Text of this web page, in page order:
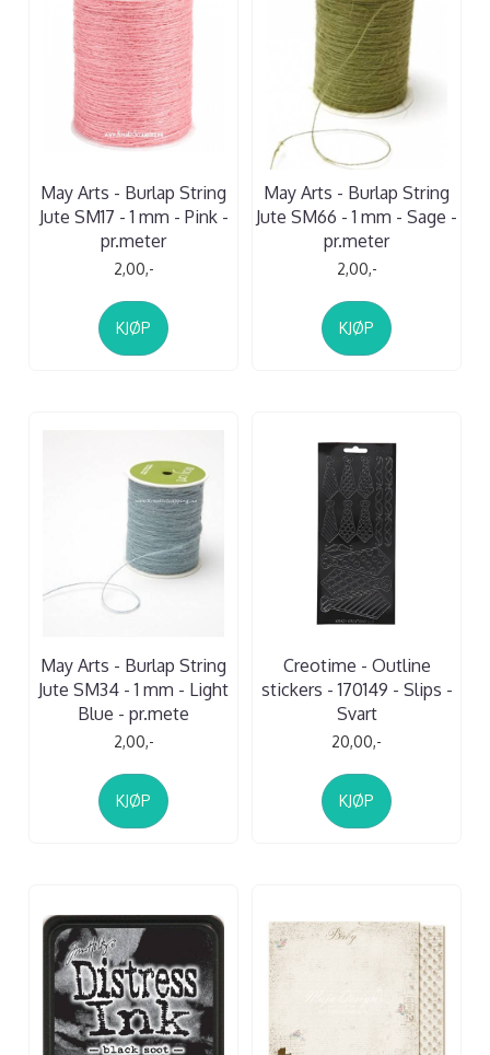
May Arts - Burlap String
Jute SM17 - 1 mm - Pink -
pr.meter
2,00,-
KJØP
May Arts - Burlap String
Jute SM66 - 1 mm - Sage -
pr.meter
2,00,-
KJØP
May Arts - Burlap String
Jute SM34 - 1 mm - Light
Blue - pr.mete
2,00,-
KJØP
Creotime - Outline
stickers - 170149 - Slips -
Svart
20,00,-
KJØP